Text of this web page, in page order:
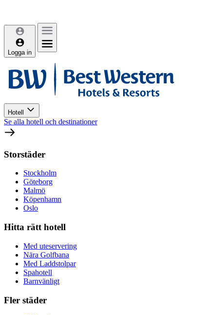
Logga in
Hotell
Se alla hotell och destinationer
Storstäder
Stockholm
Göteborg
Malmö
Köpenhamn
Oslo
Hitta rätt hotell
Med uteservering
Nära Golfbana
Med Laddstolpar
Spahotell
Barnvänligt
Fler städer